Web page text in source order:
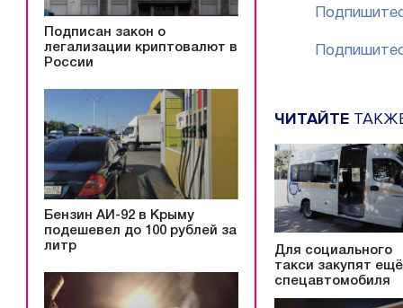
Подписан закон о
легализации криптовалют в
России
Бензин АИ-92 в Крыму
подешевел до 100 рублей за
литр
ЧИТАЙТЕ
Для социального
такси закупят
спецавтомобиля